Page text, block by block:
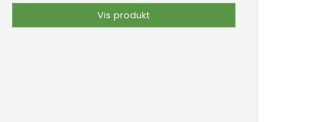
Vis produkt